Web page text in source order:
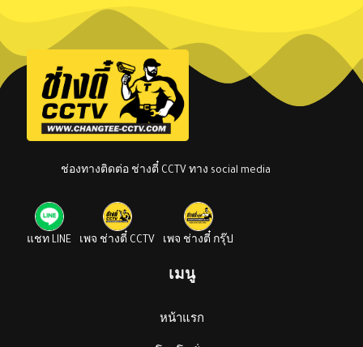
ช่องทางติดต่อ ช่างตี๋ CCTV ทาง social media
แชท LINE เพจ ช่างตี๋ CCTV เพจ ช่างตี๋ กรุ๊ป
เมนู
หน้าแรก